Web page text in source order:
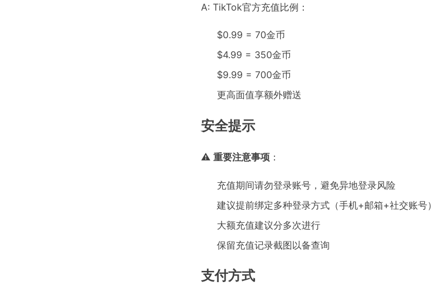
A: TikTok官方充值比例：
$0.99 = 70金币
$4.99 = 350金币
$9.99 = 700金币
更高面值享额外赠送
安全提示
⚠ 重要注意事项 ：
充值期间请勿登录账号，避免异地登录风险
建议提前绑定多种登录方式（手机+邮箱+社交账号）
大额充值建议分多次进行
保留充值记录截图以备查询
支付方式